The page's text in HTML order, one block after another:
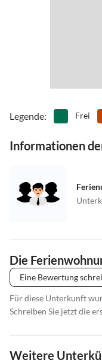
Legende: Frei
Informationen
Die
Eine Bewertung
Für diese Unterkunft
Schreiben Sie jetzt die
Weitere